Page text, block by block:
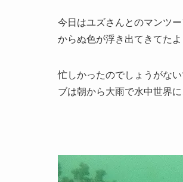
今日はユズさんとのマンツ
からぬ色が浮き出てきてた
忙しかったのでしょうがな
ブは朝から大雨で水中世界